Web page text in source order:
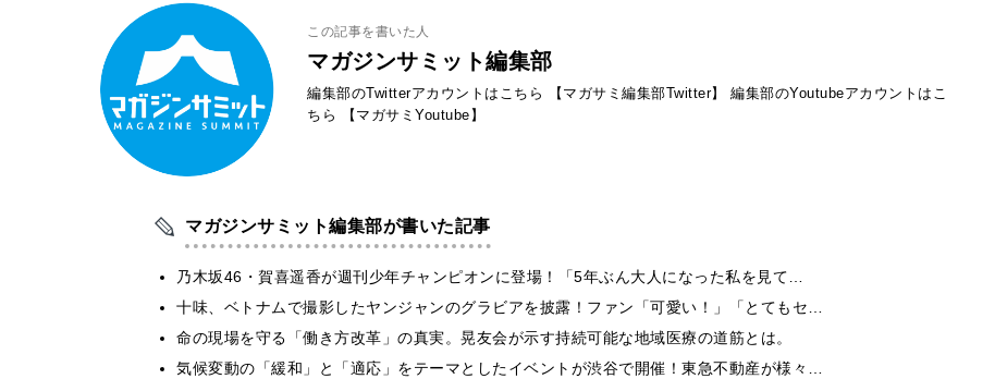
この記事を書いた人
マガジンサミット編集部
編集部のTwitterアカウントはこちら 【マガサミ編集部Twitter】
編集部のYoutubeアカウントはこ
ちら
【マガサミYoutube】
マガジンサミット編集部が書いた記事
乃木坂46・賀喜遥香が週刊少年チャンピオンに登場！「5年ぶん大人になった私を見て…
十味、ベトナムで撮影したヤンジャンのグラビアを披露！ファン「可愛い！」「とてもセ…
​命の現場を守る「働き方改革」の真実。晃友会が示す持続可能な地域医療の道筋とは。
気候変動の「緩和」と「適応」をテーマとしたイベントが渋谷で開催！東急不動産が様々…